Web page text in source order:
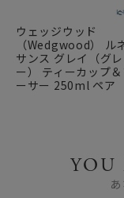
ウェッジウッド
（Wedgwood） ル
サンス グレイ（グレ
ー） ティーカップ＆
ーサー 250ml ペア
YOU